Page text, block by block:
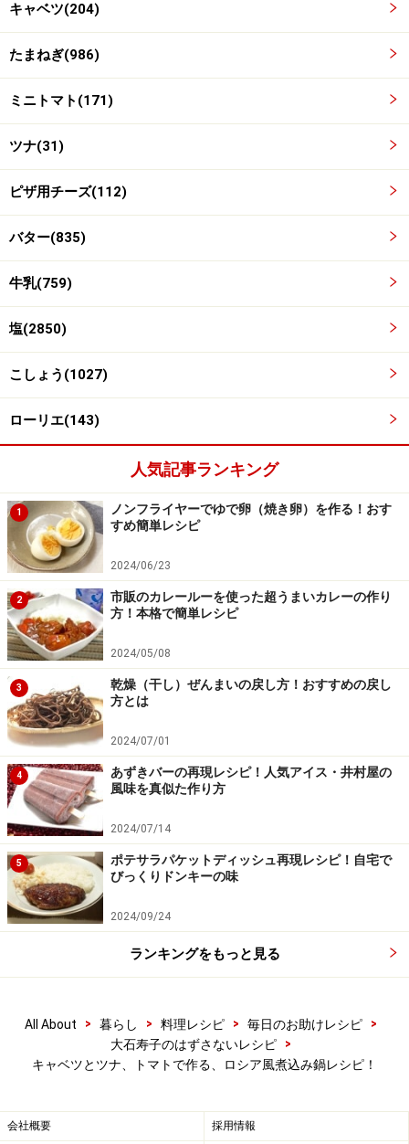
チーズをのせ、所々に手で千切ったバターをのせる。ロ
ーリエを差し込んで、蓋をして火にかける。
5
蓋をして20～25分煮て牛乳を加える
中火で煮はじめ、煮立ってきたら少し火を弱める。20～
25分煮て、くったり煮えたところで牛乳を回し入れる。
くつくつ煮上がってきたら味見して、塩味を調えてでき
牛乳を入れたからは、あまり煮ないように。
キャベツ(204)
たまねぎ(986)
ミニトマト(171)
ツナ(31)
ピザ用チーズ(112)
バター(835)
牛乳(759)
塩(2850)
こしょう(1027)
ローリエ(143)
人気記事ランキング
1
ノンフライヤーでゆで卵（焼き卵）を作る！おす
すめ簡単レシピ
2024/06/23
2
市販のカレールーを使った超うまいカレーの作り
方！本格で簡単レシピ
2024/05/08
3
乾燥（干し）ぜんまいの戻し方！おすすめの戻し
方とは
2024/07/01
4
あずきバーの再現レシピ！人気アイス・井村屋の
風味を真似た作り方
2024/07/14
5
ポテサラパケットディッシュ再現レシピ！自宅で
びっくりドンキーの味
2024/09/24
ランキングをもっと見る
All About > 暮らし > 料理レシピ > 毎日のお助けレシピ
>
大石寿子のはずさないレシピ
>
キャベツとツナ、トマトで作る、ロシア風煮込み鍋レシピ！
会社概要 採用情報